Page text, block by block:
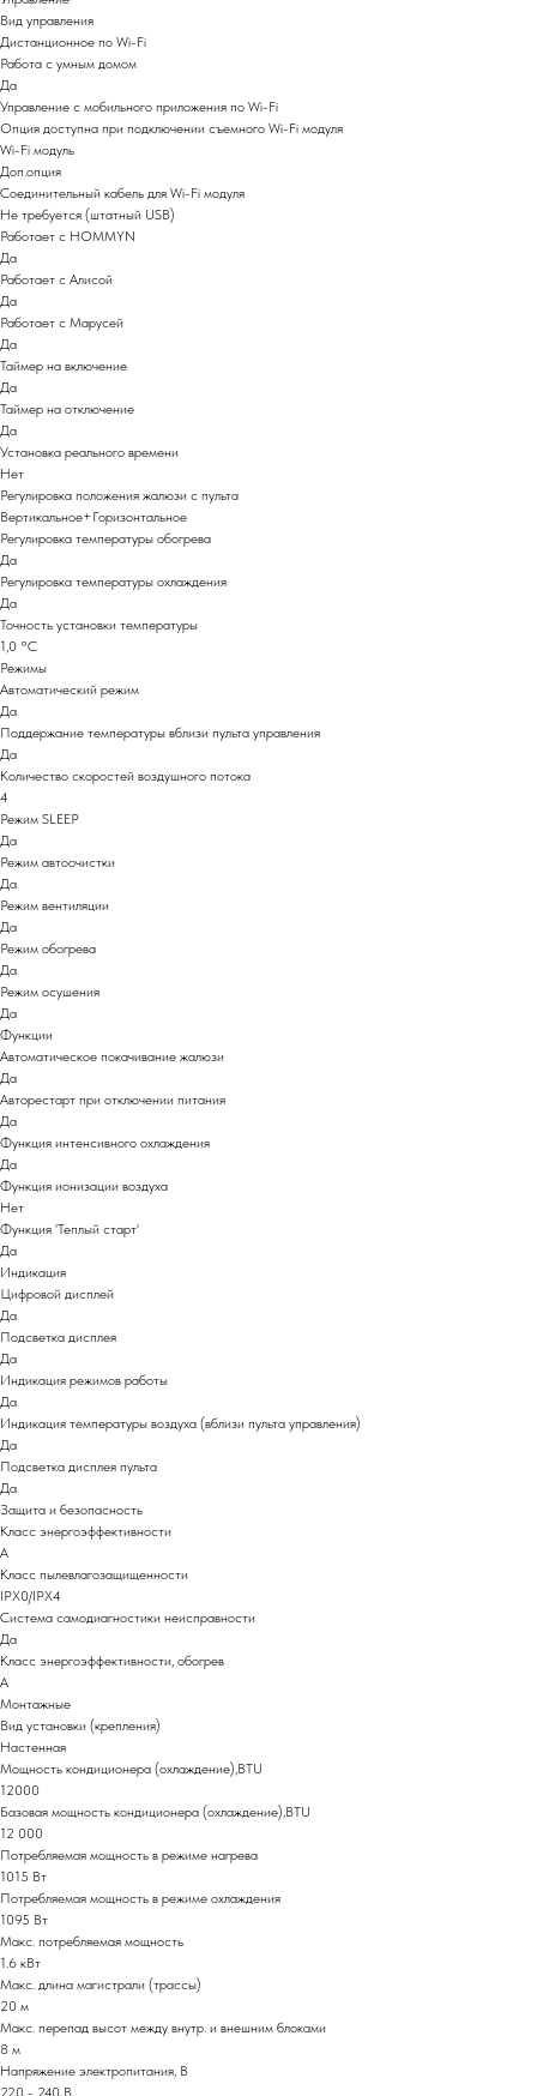
Вид управления
Дистанционное по Wi-Fi
Работа с умным домом
Да
Управление c мобильного приложения по Wi-Fi
Опция доступна при подключении съемного Wi-Fi модуля
Wi-Fi модуль
Доп.опция
Соединительный кабель для Wi-Fi модуля
Не требуется (штатный USB)
Работает с HOMMYN
Да
Работает с Алисой
Да
Работает с Марусей
Да
Таймер на включение
Да
Таймер на отключение
Да
Установка реального времени
Нет
Регулировка положения жалюзи с пульта
Вертикальное+Горизонтальное
Регулировка температуры обогрева
Да
Регулировка температуры охлаждения
Да
Точность установки температуры
1,0 °С
Режимы
Автоматический режим
Да
Поддержание температуры вблизи пульта управления
Да
Количество скоростей воздушного потока
4
Режим SLEEP
Да
Режим автоочистки
Да
Режим вентиляции
Да
Режим обогрева
Да
Режим осушения
Да
Функции
Автоматическое покачивание жалюзи
Да
Авторестарт при отключении питания
Да
Функция интенсивного охлаждения
Да
Функция ионизации воздуха
Нет
Функция 'Теплый старт'
Да
Индикация
Цифровой дисплей
Да
Подсветка дисплея
Да
Индикация режимов работы
Да
Индикация температуры воздуха (вблизи пульта управления)
Да
Подсветка дисплея пульта
Да
Защита и безопасность
Класс энергоэффективности
A
Класс пылевлагозащищенности
IPX0/IPX4
Система самодиагностики неисправности
Да
Класс энергоэффективности, обогрев
A
Монтажные
Вид установки (крепления)
Настенная
Мощность кондиционера (охлаждение),BTU
12000
Базовая мощность кондиционера (охлаждение),BTU
12 000
Потребляемая мощность в режиме нагрева
1015 Вт
Потребляемая мощность в режиме охлаждения
1095 Вт
Макс. потребляемая мощность
1.6 кВт
Макс. длина магистрали (трассы)
20 м
Макс. перепад высот между внутр. и внешним блоками
8 м
Напряжение электропитания, В